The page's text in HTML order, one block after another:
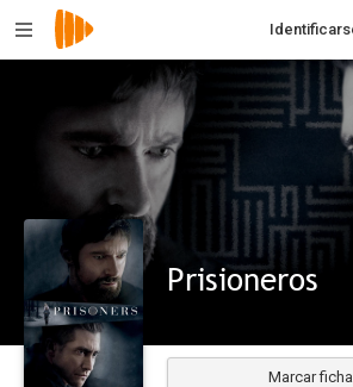
Prisioneros
Marcar ficha